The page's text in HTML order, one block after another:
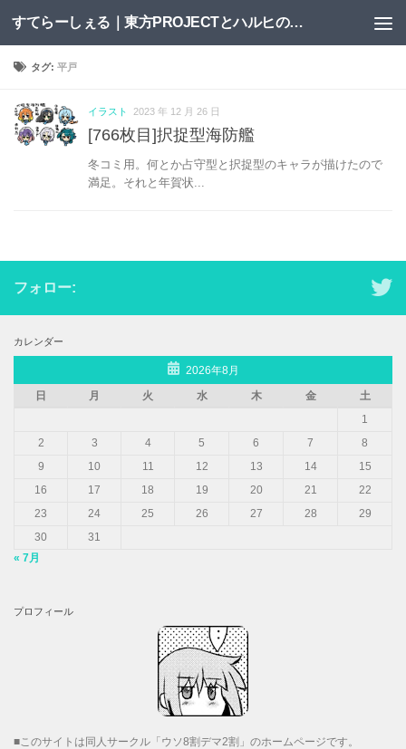
コンテンツへスキップ すてらーしぇる｜東方PROJECTとハルヒの二次創作サイト
タグ:平戸
イラスト 2023 年 12 月 26 日
[766枚目]択捉型海防艦
冬コミ用。何とか占守型と択捉型のキャラが描けたので
満足。それと年賀状...
フォロー:
カレンダー
2026年8月
日
月 火 水 木 金
土
1
2
3 4 5 6 7
8
9
10 11 12 13 14
15
16
17 18 19 20 21
22
23
24 25 26 27 28
29
30
31
« 7月
プロフィール
■このサイトは同人サークル「ウソ8割デマ2割」のホームページです。